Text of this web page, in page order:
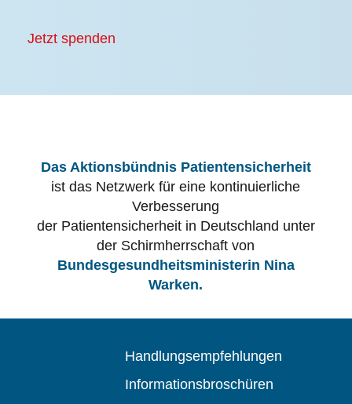
Jetzt spenden
Das Aktionsbündnis Patientensicherheit
ist das Netzwerk für eine kontinuierliche
Verbesserung
der Patientensicherheit in Deutschland unter
der Schirmherrschaft von
Bundesgesundheitsministerin Nina
Warken.
Handlungsempfehlungen
Informationsbroschüren